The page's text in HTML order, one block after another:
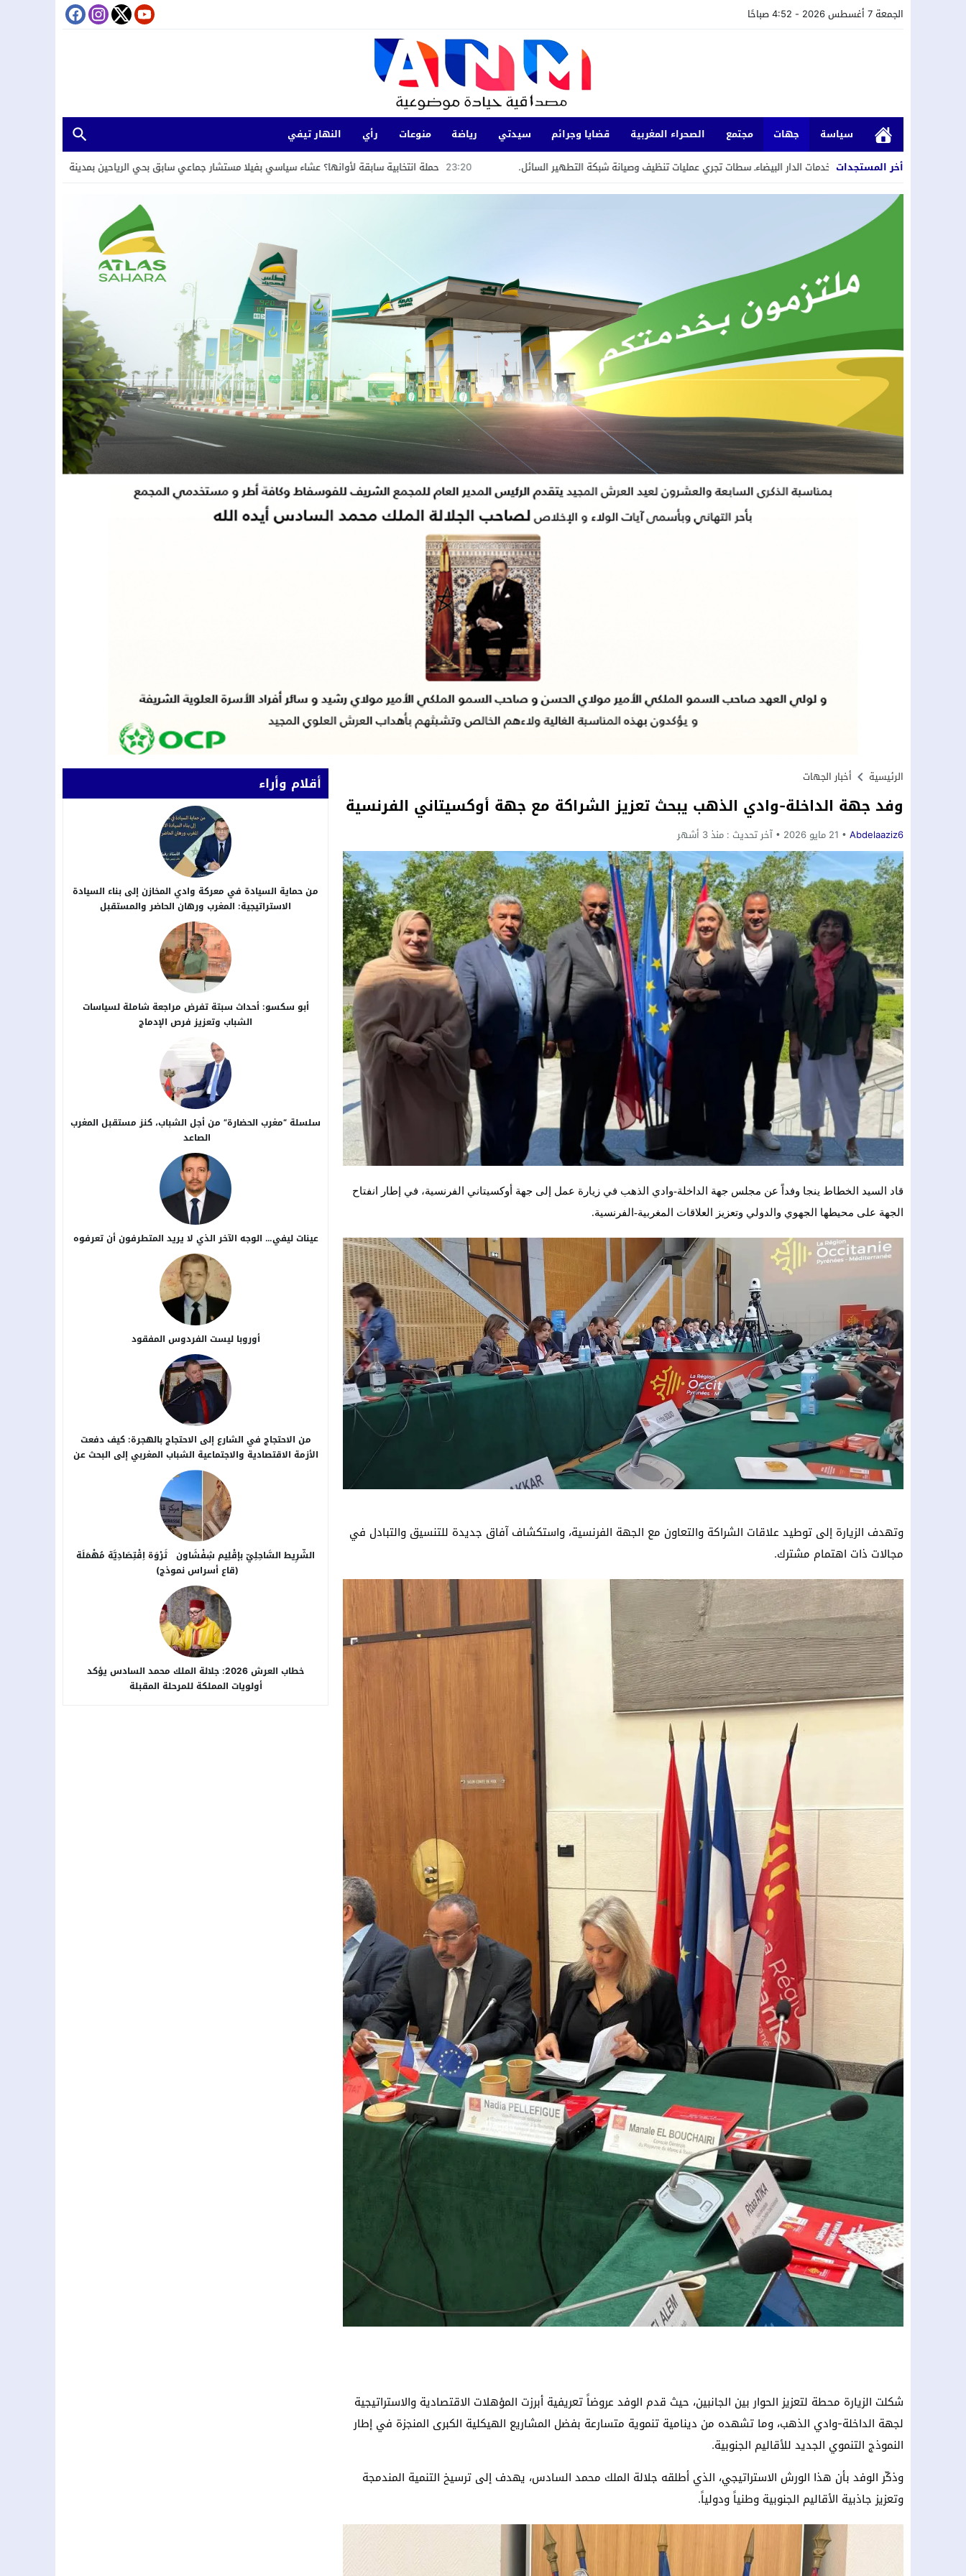
الجمعة 7 أغسطس 2026 - 4:52 صباحًا
سياسة جهات مجتمع الصحراء المغربية قضايا وجرائم سيدتي رياضة منوعات رأي
النهار تيفي
أخر المستجدات
23:20 حملة انتخابية سابقة لأوانها؟ عشاء سياسي بفيلا مستشار جماعي سابق بحي الرياحين بمدينة تامسنا. 20:26 لقاء دولي حول قضايا الشباب الدار البيضاءـ سطات تجري عمليات تنظيف وصيانة شبكة التطهير السائل.
الرئيسية أخبار الجهات
وفد جهة الداخلة-وادي الذهب يبحث تعزيز الشراكة مع جهة أوكسيتاني الفرنسية
Abdelaaziz6 21 مايو 2026 آخر تحديث : منذ 3 أشهر
قاد السيد الخطاط ينجا وفداً عن مجلس جهة الداخلة-وادي الذهب في زيارة عمل إلى جهة أوكسيتاني الفرنسية، في إطار انفتاح
الجهة على محيطها الجهوي والدولي وتعزيز العلاقات المغربية-الفرنسية.
وتهدف الزيارة إلى توطيد علاقات الشراكة والتعاون مع الجهة الفرنسية، واستكشاف آفاق جديدة للتنسيق والتبادل في
مجالات ذات اهتمام مشترك.
شكلت الزيارة محطة لتعزيز الحوار بين الجانبين، حيث قدم الوفد عروضاً تعريفية أبرزت المؤهلات الاقتصادية والاستراتيجية
لجهة الداخلة-وادي الذهب، وما تشهده من دينامية تنموية متسارعة بفضل المشاريع الهيكلية الكبرى المنجزة في إطار
النموذج التنموي الجديد للأقاليم الجنوبية.
وذكّر الوفد بأن هذا الورش الاستراتيجي، الذي أطلقه جلالة الملك محمد السادس، يهدف إلى ترسيخ التنمية المندمجة
وتعزيز جاذبية الأقاليم الجنوبية وطنياً ودولياً.
أقلام وأراء
من حماية السيادة في معركة وادي المخازن إلى بناء السيادة
الاستراتيجية: المغرب ورهان الحاضر والمستقبل
أبو سكسو: أحداث سبتة تفرض مراجعة شاملة لسياسات
الشباب وتعزيز فرص الإدماج
سلسلة “مغرب الحضارة” من أجل ​الشباب، كنز مستقبل المغرب
الصاعد
عينات ليفي… الوجه الآخر الذي لا يريد المتطرفون أن تعرفوه
أوروبا ليست الفردوس المفقود
من الاحتجاج في الشارع إلى الاحتجاج بالهجرة: كيف دفعت
الأزمة الاقتصادية والاجتماعية الشباب المغربي إلى البحث عن
بدائل خارج الوطن؟
الشَّرِيط السَّاحِلِيّ بإقْلِيم شِفْشَاون ثَرْوَة اِقْتِصَادِيَّة مُهْمَلَة
(قاع أسراس نموذج)
خطاب العرش 2026: جلالة الملك محمد السادس يؤكد
أولويات المملكة للمرحلة المقبلة